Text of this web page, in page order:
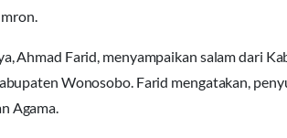
Ahmad Farid, menyampaikan salam dari
Wonosobo. Farid mengatakan,
Agama.